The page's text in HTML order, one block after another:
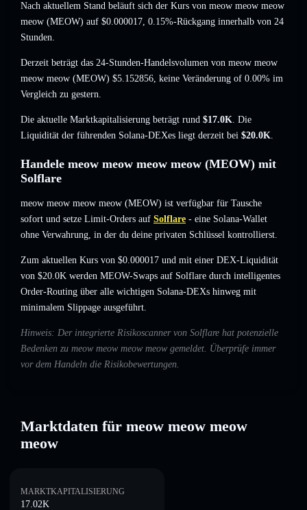
Nach aktuellem Stand beläuft sich der Kurs von meow meow meow
meow (MEOW) auf $0.000017, 0.15%-Rückgang innerhalb von 24
Stunden.
Derzeit beträgt das 24-Stunden-Handelsvolumen von meow meow
meow meow (MEOW) $5.152856, keine Veränderung of 0.00% im
Vergleich zu gestern.
Die aktuelle Marktkapitalisierung beträgt rund $17.0K. Die
Liquidität der führenden Solana-DEXes liegt derzeit bei $20.0K.
Handele meow meow meow meow (MEOW) mit
Solflare
meow meow meow meow (MEOW) ist verfügbar für Tausche
sofort und setze Limit-Orders auf Solflare - eine Solana-Wallet
ohne Verwahrung, in der du deine privaten Schlüssel kontrollierst.
Zum aktuellen Kurs von $0.000017 und mit einer DEX-Liquidität
von $20.0K werden MEOW-Swaps auf Solflare durch intelligentes
Order-Routing über alle wichtigen Solana-DEXs hinweg mit
minimalem Slippage ausgeführt.
Hinweis: Der integrierte Risikoscanner von Solflare hat potenzielle
Bedenken zu meow meow meow meow gemeldet. Überprüfe immer
vor dem Handeln die Risikobewertungen.
Marktdaten für meow meow meow
meow
MARKTKAPITALISIERUNG
17.02K